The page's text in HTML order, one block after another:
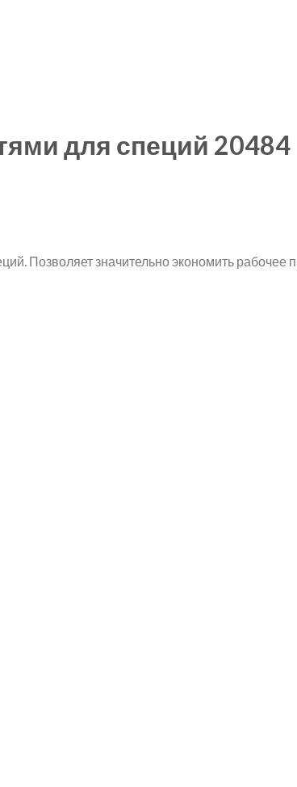
для специй 20484
Позволяет значительно экономить рабочее